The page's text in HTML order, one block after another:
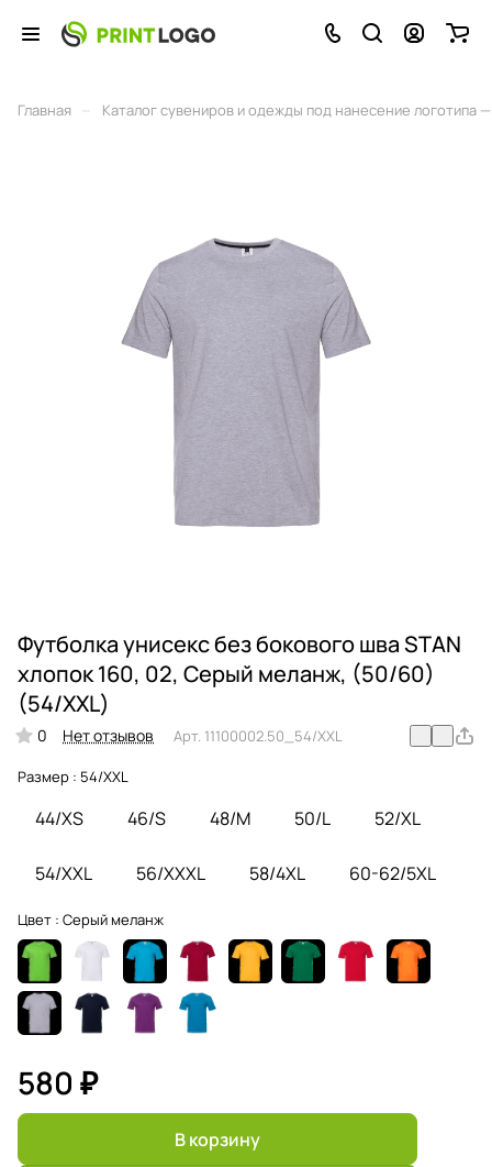
Главная Каталог сувениров и одежды под нанесение логотипа
Футболка унисекс без бокового шва STAN
хлопок 160, 02, Серый меланж, (50/60)
(54/XXL)
0 Нет отзывов Арт. 11100002.50_54/XXL
Размер : 54/XXL
44/XS 46/S 48/M 50/L 52/XL
54/XXL 56/XXXL 58/4XL 60-62/5XL
Цвет : Серый меланж
580 ₽
В корзину